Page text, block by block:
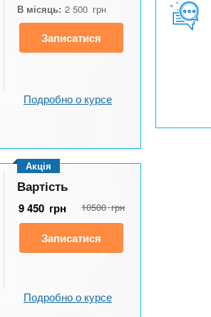
В місяць: 2 500 грн
Записатися
Подробно о курсе
Акція
Вартість
9 450 грн 10500 грн
Записатися
Подробно о курсе